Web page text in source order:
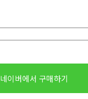
네이버에서 구매하기